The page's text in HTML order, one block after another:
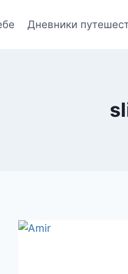
Дневники